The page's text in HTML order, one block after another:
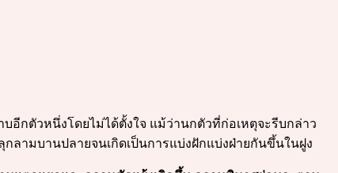
อีกตัวหนึ่งโดยไม่ได้ตั้งใจ แม้ว่านกตัวที่ก่อเหตุจะรีบกล่าว
ลามบานปลายจนเกิดเป็นการแบ่งฝักแบ่งฝ่ายกันขึ้นในฝูง